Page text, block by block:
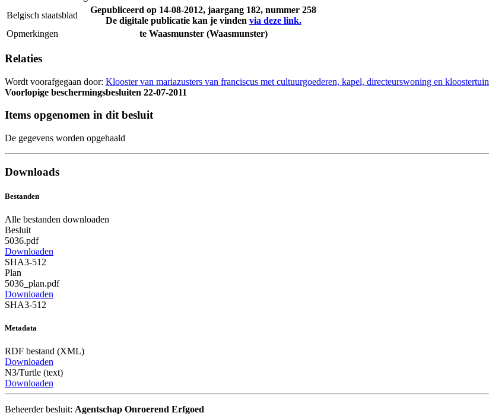
Belgisch staatsblad
Gepubliceerd op 14-08-2012, jaargang 182, nummer 258
De digitale publicatie kan je vinden via deze link.
Opmerkingen
te Waasmunster (Waasmunster)
Relaties
Wordt voorafgegaan door: Klooster van mariazusters van franciscus met cultuurgoederen, kapel, directeurswoning en kloostertuin
Voorlopige beschermingsbesluiten 22-07-2011
Items opgenomen in dit besluit
De gegevens worden opgehaald
Downloads
Bestanden
Alle bestanden downloaden
Besluit
5036.pdf
Downloaden
SHA3-512
Plan
5036_plan.pdf
Downloaden
SHA3-512
Metadata
RDF bestand (XML)
Downloaden
N3/Turtle (text)
Downloaden
Beheerder besluit: Agentschap Onroerend Erfgoed